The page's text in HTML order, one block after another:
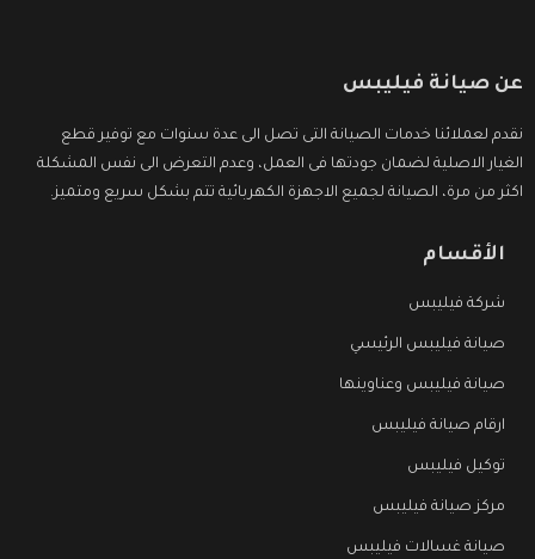
عن صيانة فيليبس
نقدم لعملائنا خدمات الصيانة التى تصل الى عدة سنوات مع توفير قطع
الغيار الاصلية لضمان جودتها فى العمل، وعدم التعرض الى نفس المشكلة
اكثر من مرة، الصيانة لجميع الاجهزة الكهربائية تتم بشكل سريع ومتميز.
الأقسام
شركة فيليبس
صيانة فيليبس الرئيسي
صيانة فيليبس وعناوينها
ارقام صيانة فيليبس
توكيل فيليبس
مركز صيانة فيليبس
صيانة غسالات فيليبس